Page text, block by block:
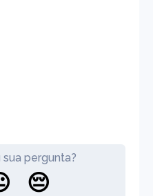
pergunta?
😔